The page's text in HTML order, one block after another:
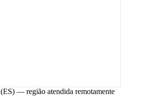
(ES) — região atendida remotamente